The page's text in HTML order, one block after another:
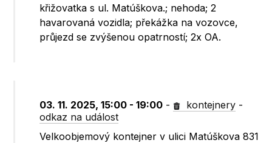
křižovatka s ul. Matúškova.; nehoda; 2
havarovaná vozidla; překážka na vozovce,
průjezd se zvýšenou opatrností; 2x OA.
03. 11. 2025, 15:00 - 19:00 - kontejnery -
odkaz na událost
Velkoobjemový kontejner v ulici Matúškova 831